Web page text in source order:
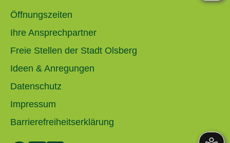
Öffnungszeiten
Ihre Ansprechpartner
Freie Stellen der Stadt Olsberg
Ideen & Anregungen
Datenschutz
Impressum
Barrierefreiheitserklärung